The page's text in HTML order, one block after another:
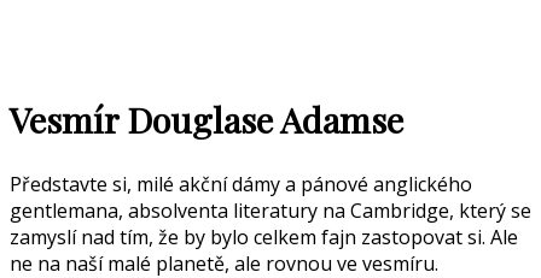
Vesmír Douglase Adamse
Představte si, milé akční dámy a pánové anglického
gentlemana, absolventa literatury na Cambridge, který se
zamyslí nad tím, že by bylo celkem fajn zastopovat si. Ale
ne na naší malé planetě, ale rovnou ve vesmíru.